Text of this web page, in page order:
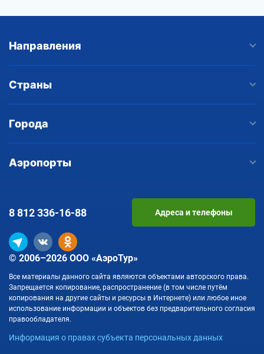
Направления
Страны
Города
Аэропорты
© 2006–2026 ООО «АэроТур»
Все материалы данного сайта являются объектами авторского права.
Запрещается копирование, распространение (в том числе путём
копирования на другие сайты и ресурсы в Интернете) или любое иное
использование информации и объектов без предварительного согласия
правообладателя.
Информация о правах субъекта персональных данных
8 812336-16-88 Адреса и телефоны